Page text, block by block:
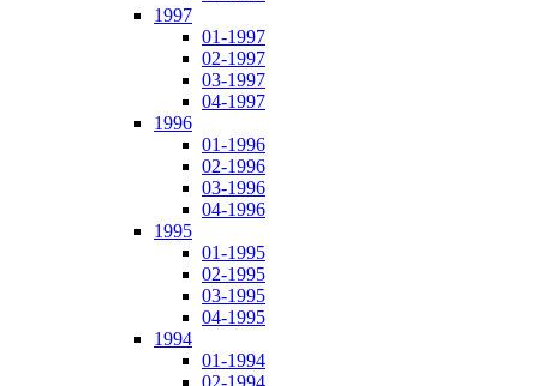
1997
01-1997
02-1997
03-1997
04-1997
1996
01-1996
02-1996
03-1996
04-1996
1995
01-1995
02-1995
03-1995
04-1995
1994
01-1994
02-1994